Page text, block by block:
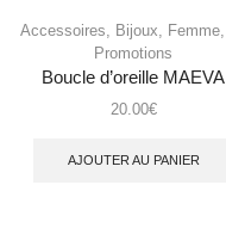
Accessoires, Bijoux, Femme,
Promotions
Boucle d’oreille MAEVA
20.00€
AJOUTER AU PANIER